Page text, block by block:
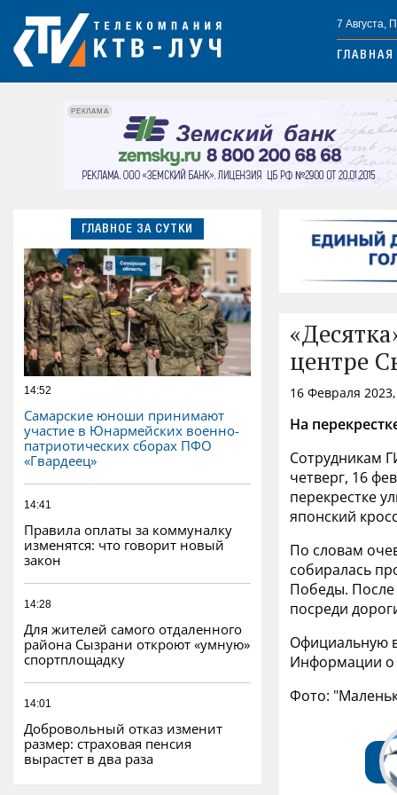
7 Августа,
ГЛАВНАЯ
РЕКЛАМА
ГЛАВНОЕ ЗА СУТКИ
14:52
Самарские юноши принимают
участие в Юнармейских военно-
патриотических сборах ПФО
«Гвардеец»
14:41
Правила оплаты за коммуналку
изменятся: что говорит новый
закон
14:28
Для жителей самого отдаленного
района Сызрани откроют «умную»
спортплощадку
14:01
Добровольный отказ изменит
размер: страховая пенсия
вырастет в два раза
центре
16 Февраля
На
Сотрудникам
четверг, 16
перекрестке
японский
По словам
собиралась
Победы. После
посреди
Официальную
Информации о
Фото: